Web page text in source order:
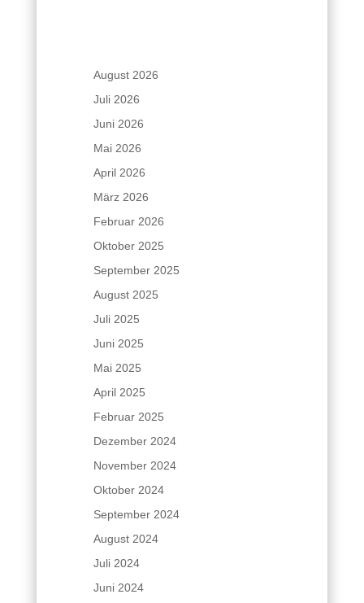
August 2026
Juli 2026
Juni 2026
Mai 2026
April 2026
März 2026
Februar 2026
Oktober 2025
September 2025
August 2025
Juli 2025
Juni 2025
Mai 2025
April 2025
Februar 2025
Dezember 2024
November 2024
Oktober 2024
September 2024
August 2024
Juli 2024
Juni 2024